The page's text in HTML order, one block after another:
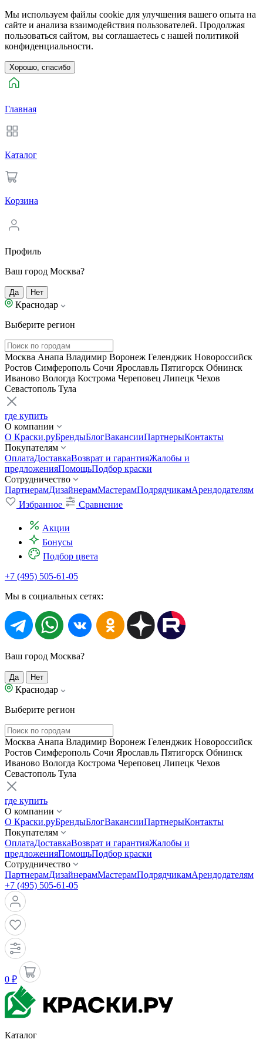
Мы используем файлы cookie для улучшения вашего опыта на
сайте и анализа взаимодействия пользователей. Продолжая
пользоваться сайтом, вы соглашаетесь с нашей политикой
конфиденциальности.
Хорошо, спасибо
Главная
Каталог
Корзина
Профиль
Ваш город Москва?
Да Нет
Краснодар
Выберите регион
Москва Анапа Владимир Воронеж Геленджик Новороссийск
Ростов Симферополь Сочи Ярославль Пятигорск Обнинск
Иваново Вологда Кострома Череповец Липецк Чехов
Севастополь Тула
где купить
О компании
О Краски.руБрендыБлогВакансииПартнерыКонтакты
Покупателям
ОплатаДоставкаВозврат и гарантияЖалобы и
предложенияПомощьПодбор краски
Сотрудничество
ПартнерамДизайнерамМастерамПодрядчикамАрендодателям
Избранное
Сравнение
Акции
Бонусы
Подбор цвета
+7 (495) 505-61-05
Мы в социальных сетях:
Ваш город Москва?
Да Нет
Краснодар
Выберите регион
Москва Анапа Владимир Воронеж Геленджик Новороссийск
Ростов Симферополь Сочи Ярославль Пятигорск Обнинск
Иваново Вологда Кострома Череповец Липецк Чехов
Севастополь Тула
где купить
О компании
О Краски.руБрендыБлогВакансииПартнерыКонтакты
Покупателям
ОплатаДоставкаВозврат и гарантияЖалобы и
предложенияПомощьПодбор краски
Сотрудничество
ПартнерамДизайнерамМастерамПодрядчикамАрендодателям
+7 (495) 505-61-05
0 ₽
Каталог